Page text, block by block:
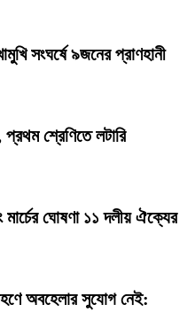
সংঘর্ষে ৯জনের প্রাণহানী
প্রথম শ্রেণিতে লটারি
মার্চের ঘোষণা ১১ দলীয় ঐক্যের
অবহেলার সুযোগ নেই: